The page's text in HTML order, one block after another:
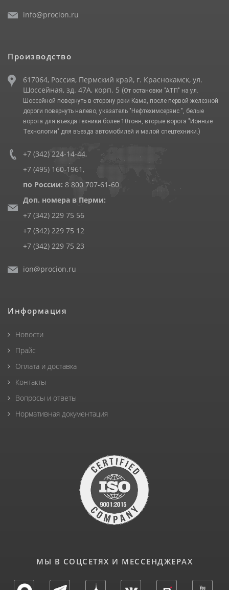
info@procion.ru
Производство
617064, Россия, Пермский край, г. Краснокамск, ул.
Шоссейная, зд. 47А, корп. 5 (От остановки "АТП" на ул.
Шоссейной повернуть в сторону реки Кама, после первой железной
дороги повернуть налево, указатель "Нефтехимсервис ", белые
ворота для въезда техники более 10тонн, вторые ворота "Ионные
Технологии" для въезда автомобилей и малой спецтехники.)
+7 (342) 224-14-44,
+7 (495) 160-1961 ,
по России: 8 800 707-61-60
Доп. номера в Перми:
+7 (342) 229 75 56
+7 (342) 229 75 12
+7 (342) 229 75 23
ion@procion.ru
Информация
Новости
Прайс
Оплата и доставка
Контакты
Вопросы и ответы
Нормативная документация
МЫ В СОЦСЕТЯХ И МЕССЕНДЖЕРАХ